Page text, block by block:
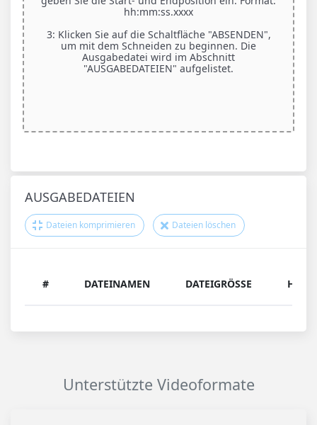
hh:mm:ss.xxxx
3: Klicken Sie auf die Schaltfläche "ABSENDEN",
um mit dem Schneiden zu beginnen. Die
Ausgabedatei wird im Abschnitt
"AUSGABEDATEIEN" aufgelistet.
AUSGABEDATEIEN
Dateien komprimieren Dateien löschen
# DATEINAMEN DATEIGRÖSSE
Unterstützte Videoformate